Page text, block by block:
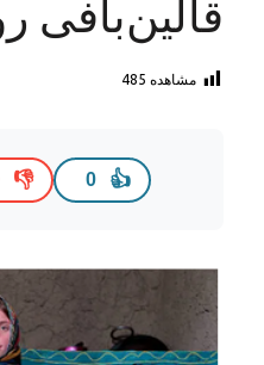
قالین‌بافی
مشاهده 485
👍
0
👎